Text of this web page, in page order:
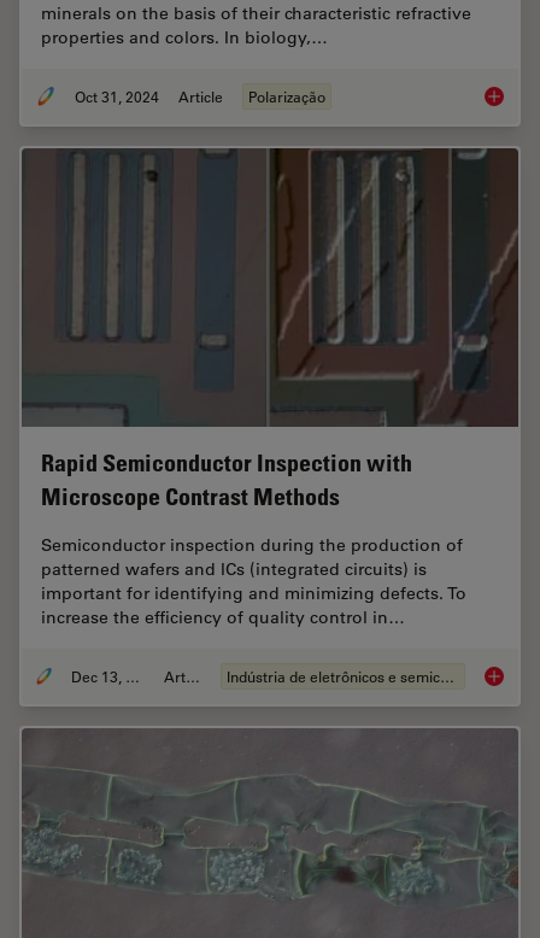
minerals on the basis of their characteristic refractive
properties and colors. In biology,…
Oct 31, 2024 Article Polarização The
Rapid Semiconductor Inspection with
Microscope Contrast Methods
Semiconductor inspection during the production of
patterned wafers and ICs (integrated circuits) is
important for identifying and minimizing defects. To
increase the efficiency of quality control in…
Dec 13, 2023 Article Indústria de eletrônicos e semicondutores Rapid